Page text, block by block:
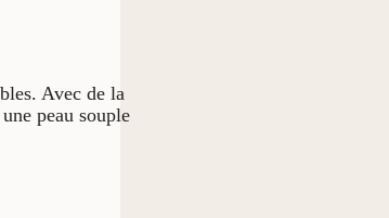
Avec de la
peau souple